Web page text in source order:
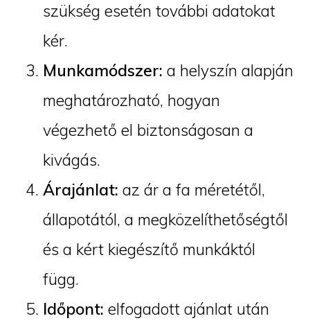
szükség esetén további adatokat
kér.
Munkamódszer: a helyszín alapján
meghatározható, hogyan
végezhető el biztonságosan a
kivágás.
Árajánlat: az ár a fa méretétől,
állapotától, a megközelíthetőségtől
és a kért kiegészítő munkáktól
függ.
Időpont: elfogadott ajánlat után